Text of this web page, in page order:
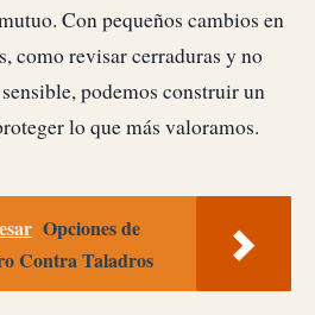
Con pequeños cambios en
como revisar cerraduras y no
podemos construir un
lo que más valoramos.
Opciones de
Contra Taladros